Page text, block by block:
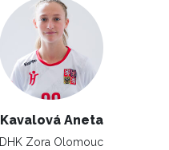
Kavalová Aneta
DHK Zora Olomouc